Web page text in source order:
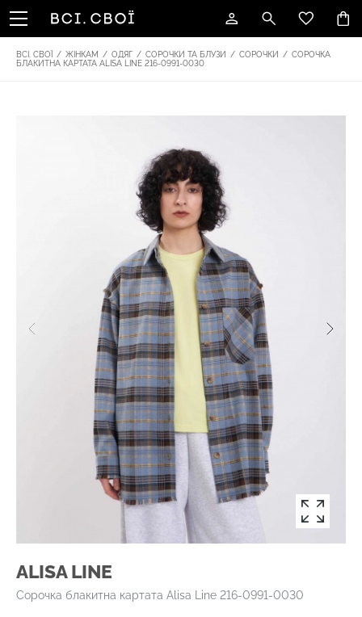
ВСІ. СВОЇ / ЖІНКАМ / ОДЯГ / СОРОЧКИ ТА БЛУЗИ / СОРОЧКИ / СОРОЧКА
БЛАКИТНА КАРТАТА ALISA LINE 216-0991-0030
ALISA LINE
Сорочка блакитна картата Alisa Line 216-0991-0030